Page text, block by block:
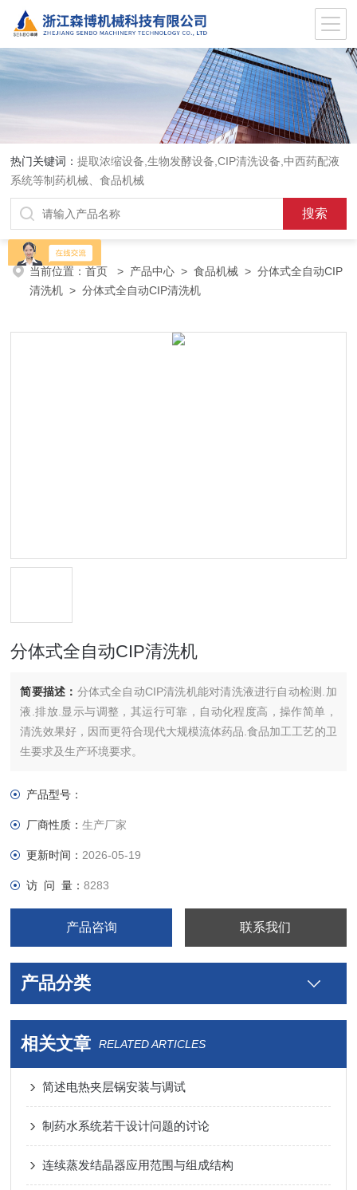
热门关键词：提取浓缩设备,生物发酵设备,CIP清洗设备,中西药配液
系统等制药机械、食品机械
当前位置：首页 > 产品中心 >食品机械 >分体式全自动CIP
清洗机 > 分体式全自动CIP清洗机
分体式全自动CIP清洗机
简要描述： 分体式全自动CIP清洗机能对清洗液进行自动检测.加
液.排放.显示与调整，其运行可靠，自动化程度高，操作简单，
清洗效果好，因而更符合现代大规模流体药品.食品加工工艺的卫
生要求及生产环境要求。
产品型号：
厂商性质：生产厂家
更新时间： 2026-05-19
访 问 量：8283
产品咨询 联系我们
产品分类
相关文章 RELATED ARTICLES
简述电热夹层锅安装与调试
制药水系统若干设计问题的讨论
连续蒸发结晶器应用范围与组成结构